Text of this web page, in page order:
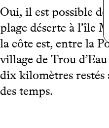
Oui, il est possible
plage déserte à l’île
la côte est, entre la
village de Trou
dix kilomètres restés
des temps.